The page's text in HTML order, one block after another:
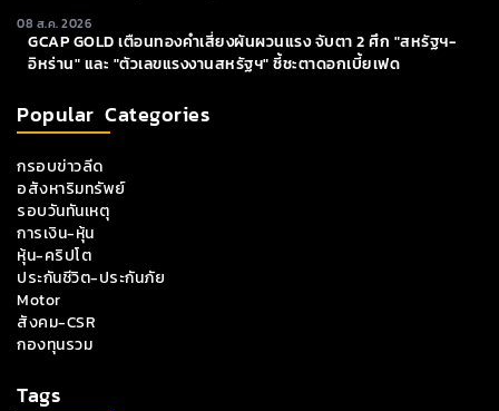
08 ส.ค. 2026
GCAP GOLD เตือนทองคำเสี่ยงผันผวนแรง จับตา 2 ศึก "สหรัฐฯ-
อิหร่าน" และ "ตัวเลขแรงงานสหรัฐฯ" ชี้ชะตาดอกเบี้ยเฟด
Popular Categories
กรอบข่าวลีด
อสังหาริมทรัพย์
รอบวันทันเหตุ
การเงิน-หุ้น
หุ้น-คริปโต
ประกันชีวิต-ประกันภัย
Motor
สังคม-CSR
กองทุนรวม
Tags